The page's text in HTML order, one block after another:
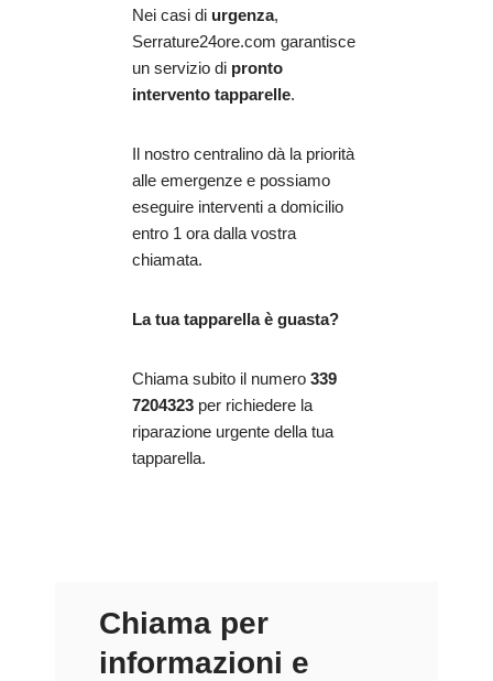
Nei casi di urgenza,
Serrature24ore.com garantisce
un servizio di pronto
intervento tapparelle.
Il nostro centralino dà la priorità
alle emergenze e possiamo
eseguire interventi a domicilio
entro 1 ora dalla vostra
chiamata.
La tua tapparella è guasta?
Chiama subito il numero 339
7204323 per richiedere la
riparazione urgente della tua
tapparella.
Chiama per
informazioni e